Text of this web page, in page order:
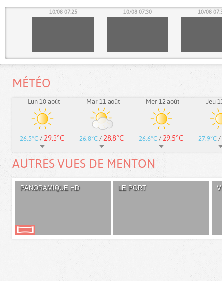
10/08 07:25 10/08 07:30 10/08
MÉTÉO
Lun 10 août
26.5°C / 29.3°C
Mar 11 août
26.8°C / 28.8°C
Mer 12 août
26.6°C / 29.5°C
Jeu
27.9°C /
AUTRES VUES DE MENTON
PANORAMIQUE HD LE PORT